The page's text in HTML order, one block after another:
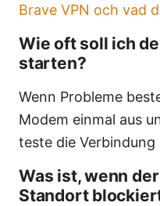
Brave VPN och vad
Wie oft soll ich
starten?
Wenn Probleme
Modem einmal aus
teste die Verbindung
Was ist, wenn
Standort